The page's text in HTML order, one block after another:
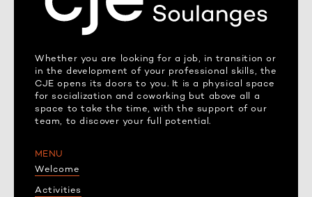
Whether you are looking for a job, in transition or
in the development of your professional skills, the
CJE opens its doors to you. It is a physical space
for socialization and coworking but above all a
space to take the time, with the support of our
team, to discover your full potential.
MENU
Welcome
Activities